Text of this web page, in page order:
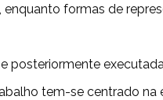
formas de
posteriormente
tem-se centrado